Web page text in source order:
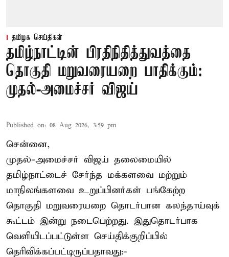
தமிழக செய்திகள்
தமிழ்நாட்டின் பிரதிநிதித்துவத்தை
தொகுதி மறுவரையறை பாதிக்கும்:
முதல்-அமைச்சர் விஜய்
Published on: 08 Aug 2026, 3:59 pm
சென்னை,
முதல்-அமைச்சர் விஜய் தலைமையில்
தமிழ்நாட்டைச் சேர்ந்த மக்களவை மற்றும்
மாநிலங்களவை உறுப்பினர்கள் பங்கேற்ற
தொகுதி மறுவரையறை தொடர்பான கலந்தாய்வுக்
கூட்டம் இன்று நடைபெற்றது. இதுதொடர்பாக
வெளியிடப்பட்டுள்ள செய்திக்குறிப்பில்
தெரிவிக்கப்பட்டிருப்பதாவது:-